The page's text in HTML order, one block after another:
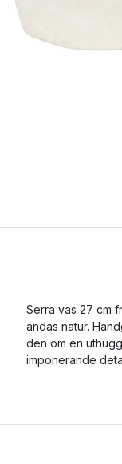
Serra vas 27 cm
andas natur.
den om en
imponerande